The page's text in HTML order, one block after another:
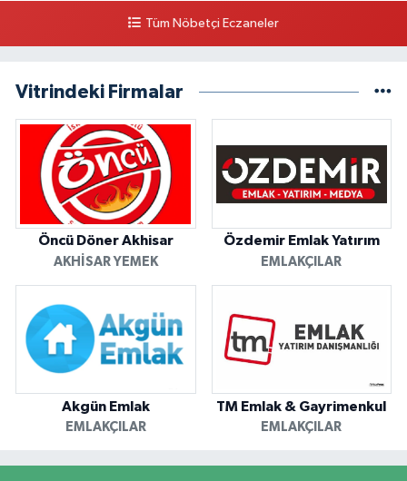
Tüm Nöbetçi Eczaneler
Vitrindeki Firmalar
Öncü Döner Akhisar
AKHISAR YEMEK
Özdemir Emlak Yatırım
EMLAKÇILAR
Akgün Emlak
EMLAKÇILAR
TM Emlak & Gayrimenkul
EMLAKÇILAR